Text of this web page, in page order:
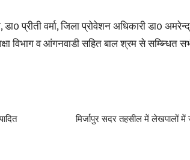
प्रीती वर्मा, जिला प्रोवेशन अधिकारी डा0
विभाग व आंगनवाडी सहित बाल श्रम से सम्ब्न्धित
मिर्जापुर सदर तहसील में लेखपालों